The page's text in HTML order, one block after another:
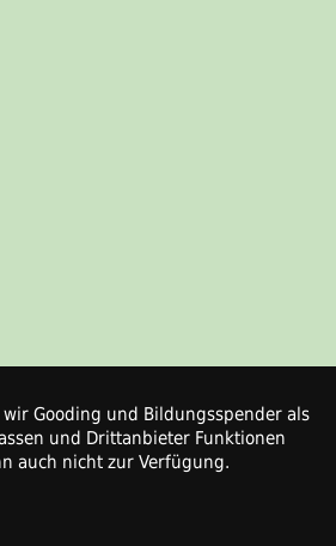
Gooding und Bildungsspender als
und Drittanbieter Funktionen
auch nicht zur Verfügung.